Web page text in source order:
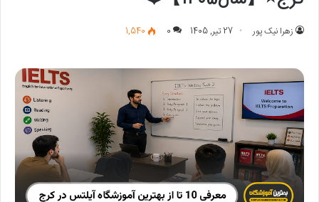
زهرا نیک پور 27 تیر, 1405 0
1,540